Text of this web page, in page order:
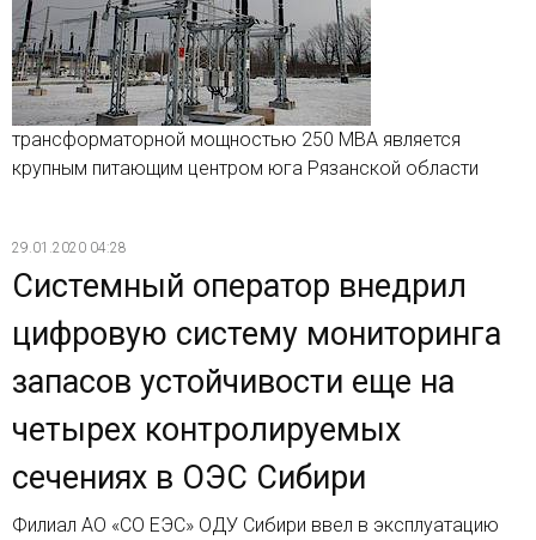
трансформаторной мощностью 250 МВА является
крупным питающим центром юга Рязанской области
29.01.2020 04:28
Системный оператор внедрил
цифровую систему мониторинга
запасов устойчивости еще на
четырех контролируемых
сечениях в ОЭС Сибири
Филиал АО «СО ЕЭС» ОДУ Сибири ввел в эксплуатацию